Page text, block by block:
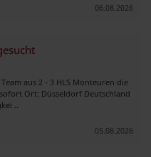
06.08.2026
aus 2 - 3 HLS Monteuren die
Ort: Düsseldorf Deutschland
..
05.08.2026